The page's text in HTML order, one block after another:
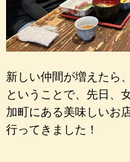
新しい仲間が増えたら
ということで、先日、
加町にある美味しいお
行ってきました！